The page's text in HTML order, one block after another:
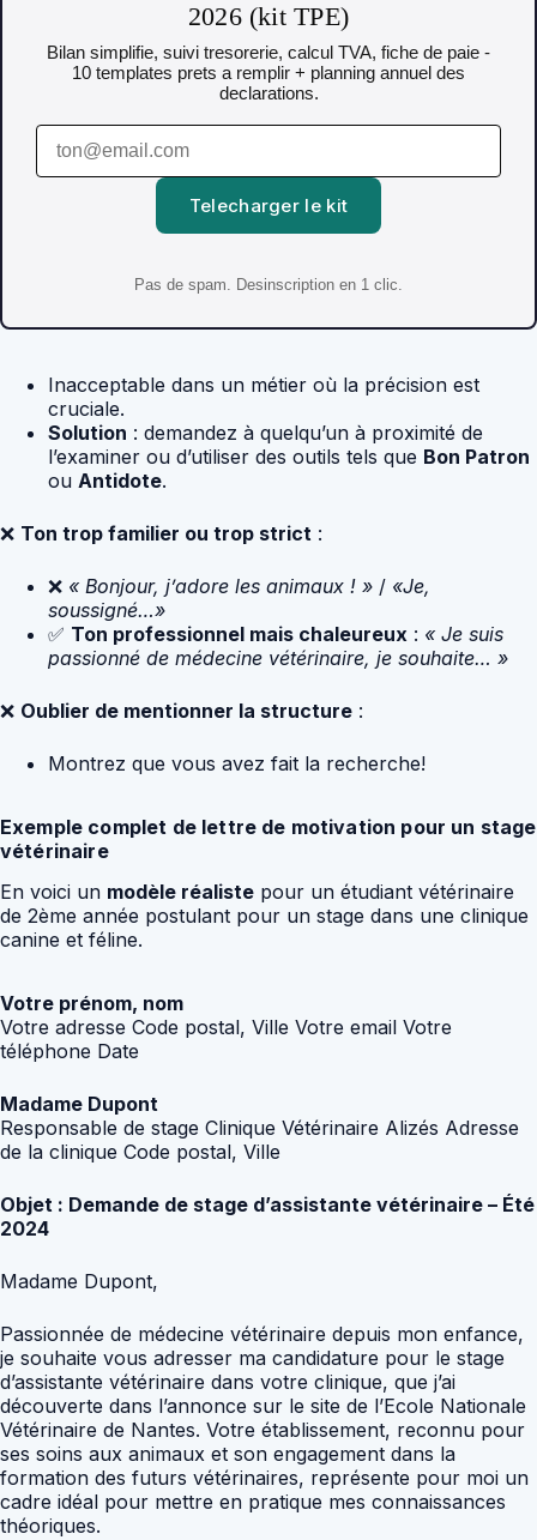
2026 (kit TPE)
Bilan simplifie, suivi tresorerie, calcul TVA, fiche de paie -
10 templates prets a remplir + planning annuel des
declarations.
Telecharger le kit
Pas de spam. Desinscription en 1 clic.
Inacceptable dans un métier où la précision est
cruciale.
Solution : demandez à quelqu’un à proximité de
l’examiner ou d’utiliser des outils tels que Bon Patron
ou Antidote.
❌ Ton trop familier ou trop strict :
❌ « Bonjour, j’adore les animaux ! » / «Je,
soussigné…»
✅ Ton professionnel mais chaleureux : « Je suis
passionné de médecine vétérinaire, je souhaite… »
❌ Oublier de mentionner la structure :
Montrez que vous avez fait la recherche!
Exemple complet de lettre de motivation pour un stage
vétérinaire
En voici un modèle réaliste pour un étudiant vétérinaire
de 2ème année postulant pour un stage dans une clinique
canine et féline.
Votre prénom, nom
Votre adresse Code postal, Ville Votre email Votre
téléphone Date
Madame Dupont
Responsable de stage Clinique Vétérinaire Alizés Adresse
de la clinique Code postal, Ville
Objet : Demande de stage d’assistante vétérinaire – Été
2024
Madame Dupont,
Passionnée de médecine vétérinaire depuis mon enfance,
je souhaite vous adresser ma candidature pour le stage
d’assistante vétérinaire dans votre clinique, que j’ai
découverte dans l’annonce sur le site de l’Ecole Nationale
Vétérinaire de Nantes. Votre établissement, reconnu pour
ses soins aux animaux et son engagement dans la
formation des futurs vétérinaires, représente pour moi un
cadre idéal pour mettre en pratique mes connaissances
théoriques.